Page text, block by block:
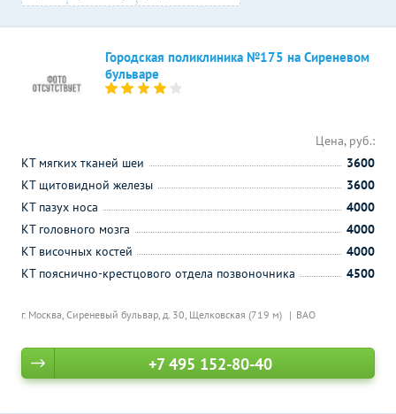
Городская поликлиника №175 на Сиреневом
бульваре
г. Москва, Сиреневый бульвар, д. 30, Щелковская (719 м) ВАО
Цена, руб.:
КТ мягких тканей шеи
3600
КТ щитовидной железы
3600
КТ пазух носа
4000
КТ головного мозга
4000
КТ височных костей
4000
КТ пояснично-крестцового отдела позвоночника
4500
+7 495 152-80-40